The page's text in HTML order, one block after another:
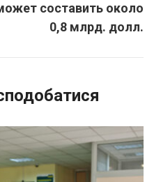
составить около
0,8 млрд. долл.